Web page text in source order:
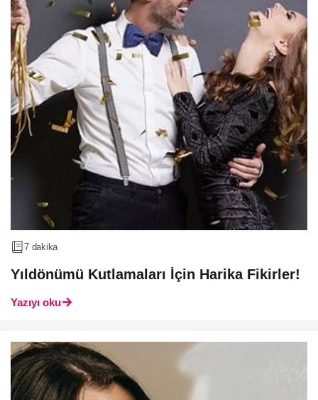
7 dakika
Yıldönümü Kutlamaları İçin Harika Fikirler!
Yazıyı oku